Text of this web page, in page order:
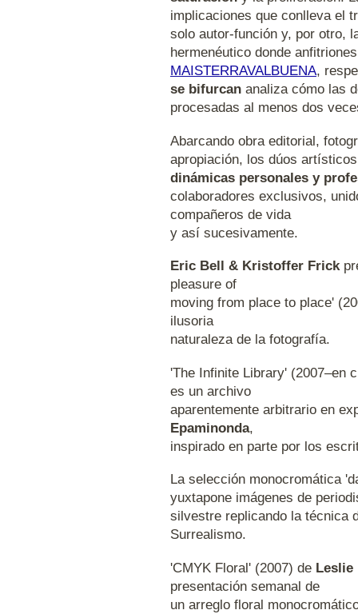
implicaciones que conlleva el
solo autor-función y, por otro,
hermenéutico donde
MAISTERRAVALBUENA,
se bifurcan analiza cómo las
procesadas al menos dos
Abarcando obra editorial,
apropiación, los dúos
dinámicas personales y
colaboradores exclusivos,
compañeros de vida
y así sucesivamente.
Eric Bell & Kristoffer Frick
pleasure of
moving from place to place'
ilusoria
naturaleza de la fotografía.
'The Infinite Library' (2007–en
es un archivo
aparentemente arbitrario en
Epaminonda,
inspirado en parte por los
La selección monocromática
yuxtapone imágenes de
silvestre replicando la técnica
Surrealismo.
'CMYK Floral' (2007) de Leslie
presentación semanal de
un arreglo floral